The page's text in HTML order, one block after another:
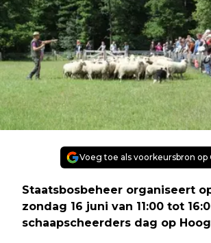
Voeg toe als voorkeursbron op
Staatsbosbeheer organiseert
zondag 16 juni van 11:00 tot
schaapscheerders dag op